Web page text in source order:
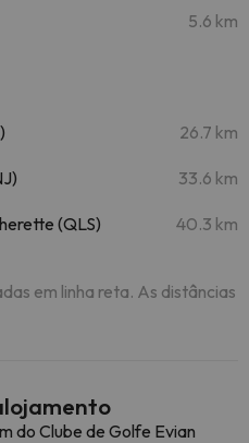
5.6 km
26.7 km
33.6 km
(QLS) 40.3 km
em linha reta. As distâncias
do Clube de Golfe Evian